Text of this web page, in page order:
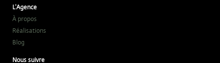
L'Agence
À propos
Réalisations
Blog
Nous suivre